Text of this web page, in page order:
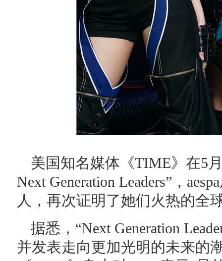
美国知名媒体《TIME》在5
Next Generation Leaders”，
人，再次证明了她们火热的全
据悉，“Next Generation
并发表走向更加光明的未来的